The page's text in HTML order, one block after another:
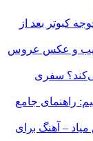
کبوتر بعد از
و عکس عروس
سفری
راهنمای جامع
– آهنگ برای